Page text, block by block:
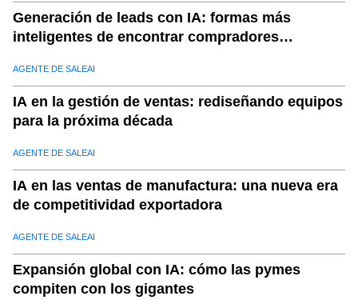
Generación de leads con IA: formas más
inteligentes de encontrar compradores
AGENTE DE SALEAI
IA en la gestión de ventas: rediseñando equipos
para la próxima década
AGENTE DE SALEAI
IA en las ventas de manufactura: una nueva era
de competitividad exportadora
AGENTE DE SALEAI
Expansión global con IA: cómo las pymes
compiten con los gigantes